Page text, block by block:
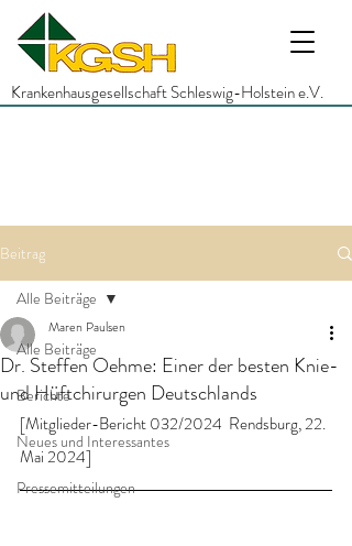
Krankenhausgesellschaft Schleswig-Holstein e.V.
Beitrag
Alle Beiträge
Berichte
Neues und Interessantes
Pressemitteilungen
Alle Beiträge
Dr. Steffen Oehme: Einer der besten Knie-
und Hüftchirurgen Deutschlands
Maren Paulsen
[Mitglieder-Bericht 032/2024  Rendsburg, 22.
Mai 2024]